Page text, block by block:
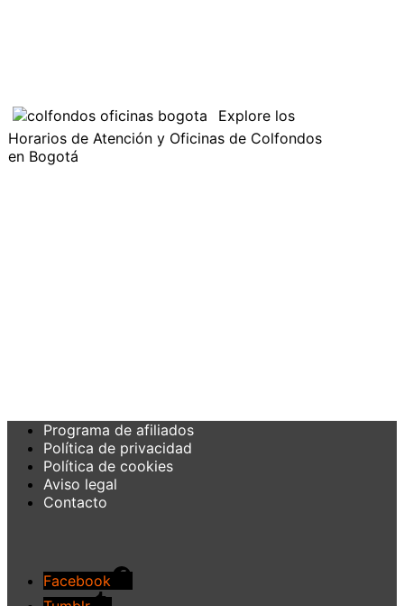
Explore los
Horarios de Atención y Oficinas de Colfondos
en Bogotá
Programa de afiliados
Política de privacidad
Política de cookies
Aviso legal
Contacto
Facebook